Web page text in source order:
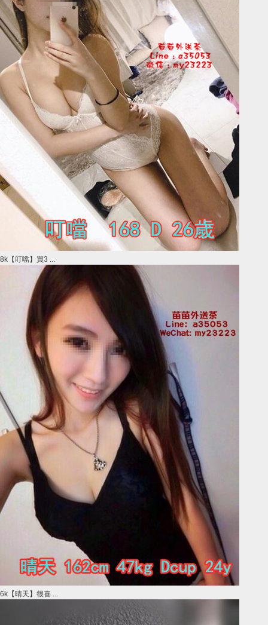
8k【叮噹】買3 ...
6k【晴天】很喜 ...